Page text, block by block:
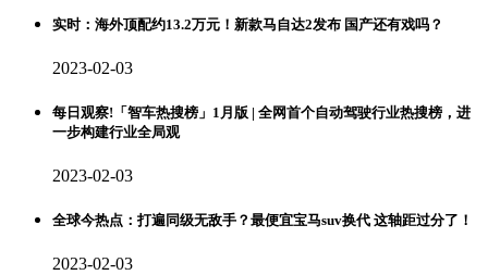
实时：海外顶配约13.2万元！新款马自达2发布 国产还有戏吗？
2023-02-03
每日观察!「智车热搜榜」1月版 | 全网首个自动驾驶行业热搜榜，进
一步构建行业全局观
2023-02-03
全球今热点：打遍同级无敌手？最便宜宝马suv换代 这轴距过分了！
2023-02-03